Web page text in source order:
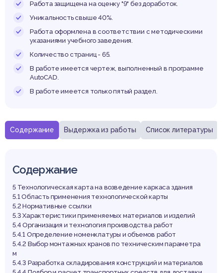
Содержание Выдержка из работы Список литературы
Содержание
5 Технологическая карта на возведение каркаса здания
5.1 Область применения технологической карты
5.2 Нормативные ссылки
5.3 Характеристики применяемых материалов и изделий
5.4 Организация и технология производства работ
5.4.1 Определение номенклатуры и объемов работ
5.4.2 Выбор монтажных кранов по техническим параметра
м
5.4.3 Разработка складирования конструкций и материалов
Работа защищена на оценку "9" без доработок.
Уникальность свыше 40%.
Работа оформлена в соответствии с методическими
указаниями учебного заведения.
Количество страниц - 65.
В работе имеется чертеж, выполненный в программе
AutoCAD.
В работе имеется только пятый раздел.